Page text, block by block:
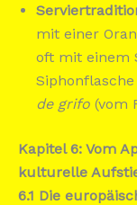
mit einer
oft mit einem
Siphonflasche
de grifo (vom
Kapitel 6: Vom
kulturelle
6.1 Die